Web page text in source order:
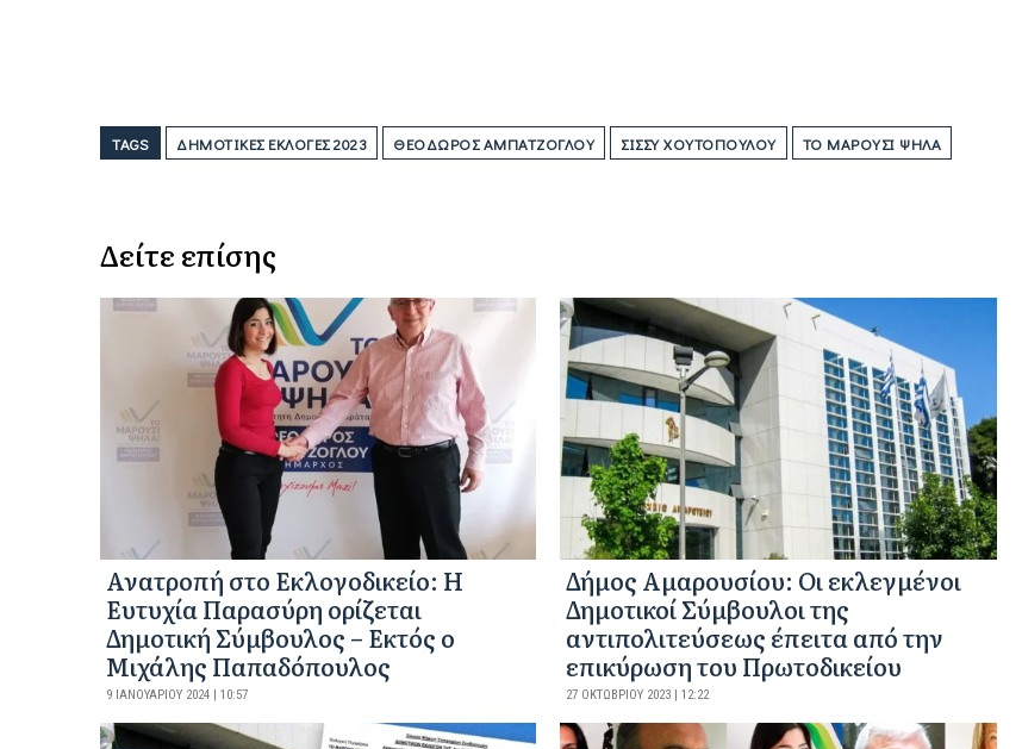
TAGS ΔΗΜΟΤΙΚΈΣ ΕΚΛΟΓΈΣ 2023 ΘΕΌΔΩΡΟΣ ΑΜΠΑΤΖΌΓΛΟΥ ΣΊΣΣΥ ΧΟΥΤΟΠΟΎΛΟΥ ΤΟ ΜΑΡΟΎΣΙ ΨΗΛΆ
Δείτε επίσης
Ανατροπή στο Εκλογοδικείο: Η
Ευτυχία Παρασύρη ορίζεται
Δημοτική Σύμβουλος – Εκτός ο
Μιχάλης Παπαδόπουλος
9 ΙΑΝΟΥΑΡΊΟΥ 2024 | 10:57
Δήμος Αμαρουσίου: Οι εκλεγμένοι
Δημοτικοί Σύμβουλοι της
αντιπολιτεύσεως έπειτα από την
επικύρωση του Πρωτοδικείου
27 ΟΚΤΩΒΡΊΟΥ 2023 | 12:22